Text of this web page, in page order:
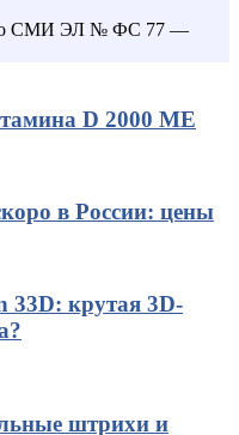
СМИ ЭЛ № ФС 77 —
D 2000 МЕ
в России: цены
33D: крутая 3D-
штрихи и